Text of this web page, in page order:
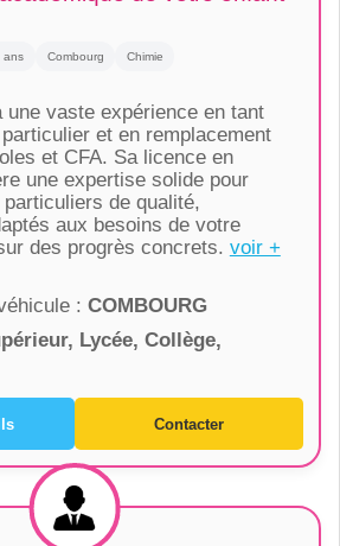
ans Combourg Chimie
une vaste expérience en tant
et en remplacement
et CFA. Sa licence en
une expertise solide pour
de qualité,
aux besoins de votre
des progrès concrets. voir +
: COMBOURG
Lycée, Collège,
Contacter